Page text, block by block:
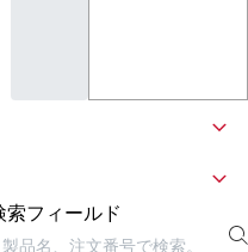
索フィールド